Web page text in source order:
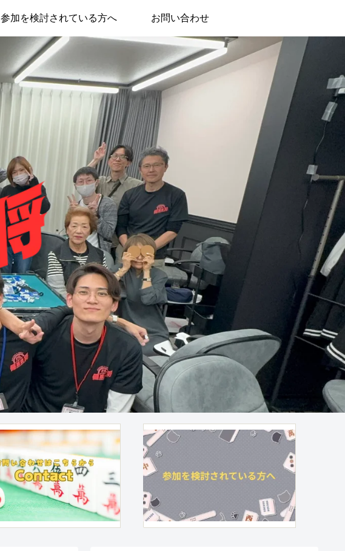
参加を検討されている方へ お問い合わせ